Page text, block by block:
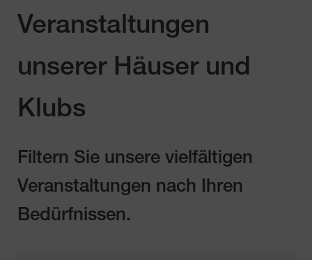
Veranstaltungen
unserer Häuser und
Klubs
Filtern Sie unsere vielfältigen
Veranstaltungen nach Ihren
Bedürfnissen.